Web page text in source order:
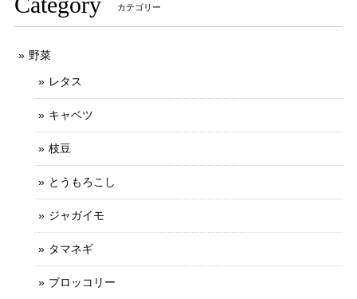
カテゴリー
野菜
レタス
キャベツ
枝豆
とうもろこし
ジャガイモ
タマネギ
ブロッコリー